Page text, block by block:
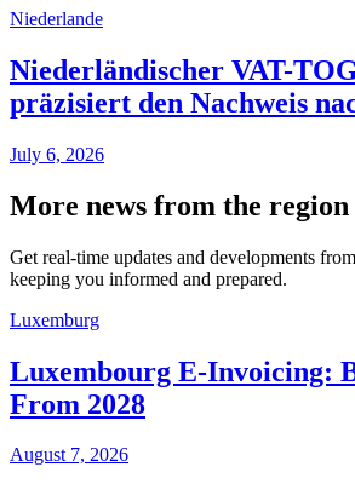
Niederlande
Niederländischer VAT-
präzisiert den Nachweis
July 6, 2026
More news from the region
Get real-time updates and developments
keeping you informed and prepared.
Luxemburg
Luxembourg E-Invoicing:
From 2028
August 7, 2026